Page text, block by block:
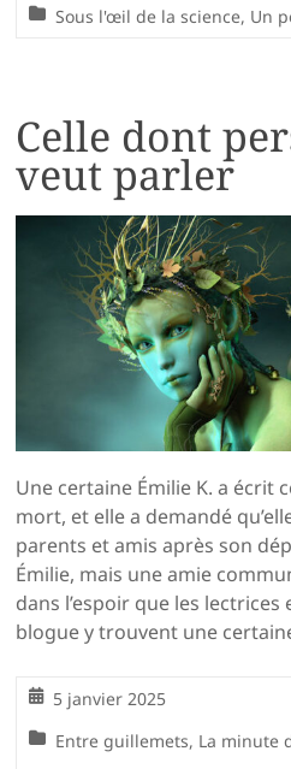
Sous l'œil de la science, Un
Celle dont
veut parler
Une certaine Émilie K. a écrit
mort, et elle a demandé
parents et amis après son
Émilie, mais une amie
dans l’espoir que les
blogue y trouvent une
5 janvier 2025
Entre guillemets, La minute